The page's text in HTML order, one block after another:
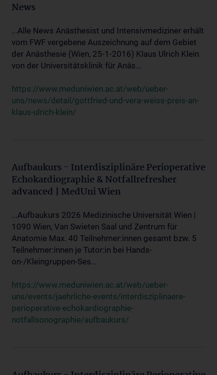
News
...Alle News Anästhesist und Intensivmediziner erhält
vom FWF vergebene Auszeichnung auf dem Gebiet
der Anästhesie (Wien, 25-1-2016) Klaus Ulrich Klein
von der Universitätsklinik für Anäs...
https://www.meduniwien.ac.at/web/ueber-
uns/news/detail/gottfried-und-vera-weiss-preis-an-
klaus-ulrich-klein/
Aufbaukurs - Interdisziplinäre Perioperative
Echokardiographie & Notfallrefresher
advanced | MedUni Wien
...Aufbaukurs 2026 Medizinische Universität Wien |
1090 Wien, Van Swieten Saal und Zentrum für
Anatomie Max. 40 Teilnehmer:innen gesamt bzw. 5
Teilnehmer:innen je Tutor:in bei Hands-
on-/Kleingruppen-Ses...
https://www.meduniwien.ac.at/web/ueber-
uns/events/jaehrliche-events/interdisziplinaere-
perioperative-echokardiographie-
notfallsonographie/aufbaukurs/